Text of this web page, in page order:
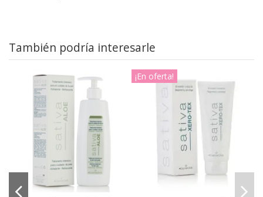
También podría interesarle
¡En oferta!